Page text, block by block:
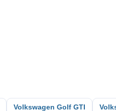
Volkswagen Golf GTI